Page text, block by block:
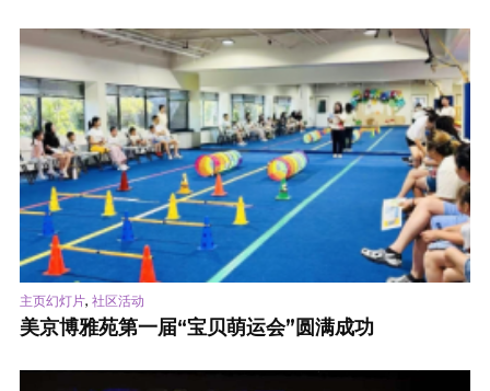
主页幻灯片, 社区活动
美京博雅苑第一届“宝贝萌运会”圆满成功